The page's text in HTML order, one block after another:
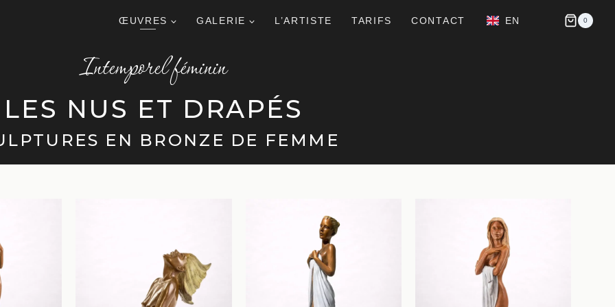
ŒUVRES GALERIE L’ARTISTE TARIFS CONTACT EN 0
Intemporel féminin
LES NUS ET DRAPÉS
EN BRONZE DE FEMME